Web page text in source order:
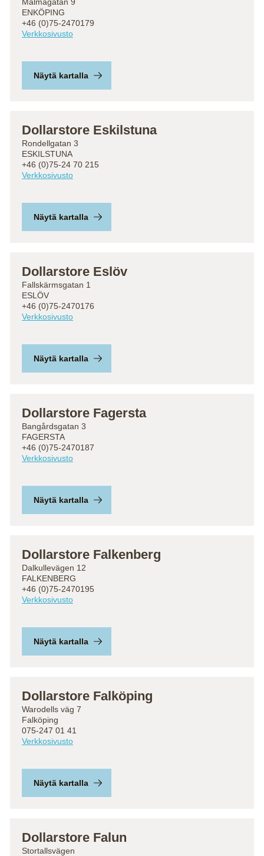
ENKÖPING
+46 (0)75-2470179
Verkkosivusto
Näytä kartalla
Dollarstore Eskilstuna
Rondellgatan 3
ESKILSTUNA
+46 (0)75-24 70 215
Verkkosivusto
Näytä kartalla
Dollarstore Eslöv
Fallskärmsgatan 1
ESLÖV
+46 (0)75-2470176
Verkkosivusto
Näytä kartalla
Dollarstore Fagersta
Bangårdsgatan 3
FAGERSTA
+46 (0)75-2470187
Verkkosivusto
Näytä kartalla
Dollarstore Falkenberg
Dalkullevägen 12
FALKENBERG
+46 (0)75-2470195
Verkkosivusto
Näytä kartalla
Dollarstore Falköping
Warodells väg 7
Falköping
075-247 01 41
Verkkosivusto
Näytä kartalla
Dollarstore Falun
Stortallsvägen